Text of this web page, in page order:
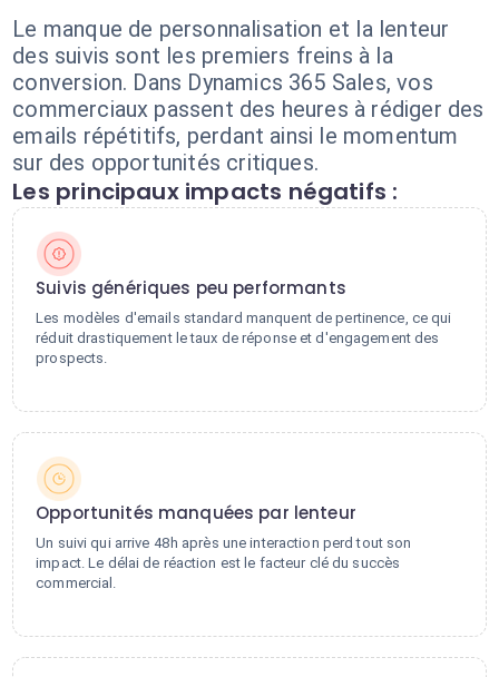
Le manque de personnalisation et la lenteur
des suivis sont les premiers freins à la
conversion. Dans Dynamics 365 Sales, vos
commerciaux passent des heures à rédiger des
emails répétitifs, perdant ainsi le momentum
sur des opportunités critiques.
Les principaux impacts négatifs :
Suivis génériques peu performants
Les modèles d'emails standard manquent de pertinence, ce qui
réduit drastiquement le taux de réponse et d'engagement des
prospects.
Opportunités manquées par lenteur
Un suivi qui arrive 48h après une interaction perd tout son
impact. Le délai de réaction est le facteur clé du succès
commercial.